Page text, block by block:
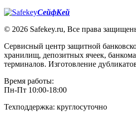
СейфКей
© 2026 Safekey.ru, Все права
Сервисный центр защитной
хранилищ, депозитных ячеек,
терминалов. Изготовление
Время работы:
Пн-Пт 10:00-18:00
Техподдержка: круглосуточно